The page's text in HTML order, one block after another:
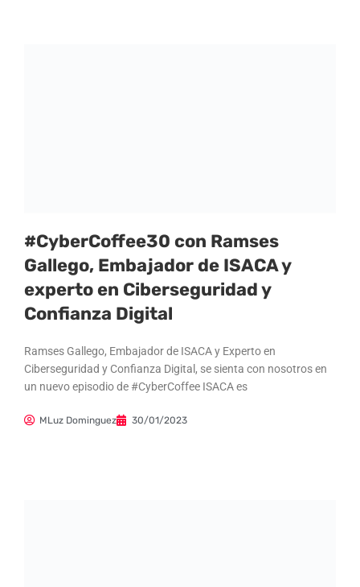
#CyberCoffee30 con Ramses
Gallego, Embajador de ISACA y
experto en Ciberseguridad y
Confianza Digital
Ramses Gallego, Embajador de ISACA y Experto en
Ciberseguridad y Confianza Digital, se sienta con nosotros en
un nuevo episodio de #CyberCoffee ISACA es
MLuz Dominguez 30/01/2023